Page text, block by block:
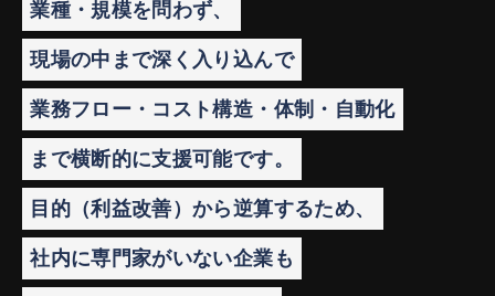
業種・規模を問わず、
現場の中まで深く入り込んで
業務フロー・コスト構造・体制・自動化
まで横断的に支援可能です。
目的（利益改善）から逆算するため、
社内に専門家がいない企業も